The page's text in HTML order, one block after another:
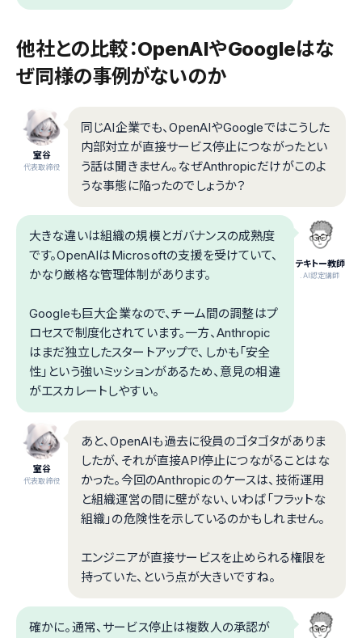
他社との比較：OpenAIやGoogleはな
ぜ同様の事例がないのか
室谷
代表取締役
同じAI企業でも、OpenAIやGoogleではこうした
内部対立が直接サービス停止につながったとい
う話は聞きません。なぜAnthropicだけがこのよ
うな事態に陥ったのでしょうか？
テキトー教師
.AI認定講師
大きな違いは組織の規模とガバナンスの成熟度
です。OpenAIはMicrosoftの支援を受けていて、
かなり厳格な管理体制があります。
Googleも巨大企業なので、チーム間の調整はプ
ロセスで制度化されています。一方、Anthropic
はまだ独立したスタートアップで、しかも「安全
性」という強いミッションがあるため、意見の相違
がエスカレートしやすい。
室谷
代表取締役
あと、OpenAIも過去に役員のゴタゴタがありま
したが、それが直接API停止につながることはな
かった。今回のAnthropicのケースは、技術運用
と組織運営の間に壁がない、いわば「フラットな
組織」の危険性を示しているのかもしれません。
エンジニアが直接サービスを止められる権限を
持っていた、という点が大きいですね。
確かに。通常、サービス停止は複数人の承認が